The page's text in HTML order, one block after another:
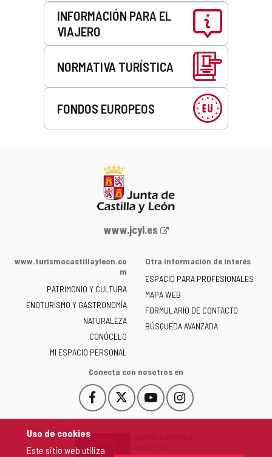
Uso de cookies
Este sitio web utiliza
INFORMACIÓN PARA EL
VIAJERO
NORMATIVA TURÍSTICA
FONDOS EUROPEOS
Portal
Junta
de
Castilla
y
León
-
www.jcyl.es
www.turismocastillayleon.co
m
PATRIMONIO Y CULTURA
ENOTURISMO Y GASTRONOMÍA
NATURALEZA
CONÓCELO
MI ESPACIO PERSONAL
Otra información de interés
ESPACIO PARA PROFESIONALES
MAPA WEB
FORMULARIO DE CONTACTO
BÚSQUEDA AVANZADA
Conecta con nosotros en
Facebook
Este
enlace
en
Este
enlace
YouTube
Este
enlace
Instagram
Este
enlace